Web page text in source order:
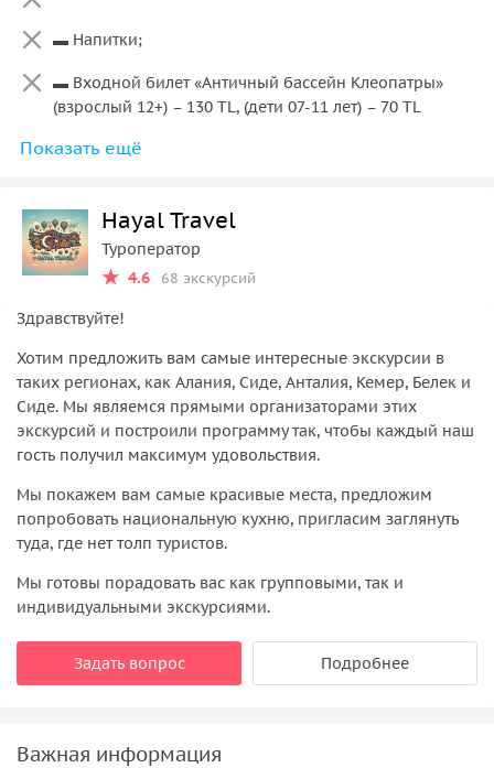
▬ Напитки;
▬ Входной билет «Античный бассейн Клеопатры»
(взрослый 12+) – 130 TL, (дети 07-11 лет) – 70 TL
▬ Параглайдинг в Памуккале, если выбран пакет,, не
▬ Фото и Видео при полете на воздушном шаре /
Параглайдинге – 25 USD
Показать ещё
Hayal Travel
Туроператор
4.6
68 экскурсий
Здравствуйте!
Хотим предложить вам самые интересные экскурсии в
таких регионах, как Алания, Сиде, Анталия, Кемер, Белек и
Сиде. Мы являемся прямыми организаторами этих
экскурсий и построили программу так, чтобы каждый наш
гость получил максимум удовольствия.
Мы покажем вам самые красивые места, предложим
попробовать национальную кухню, пригласим заглянуть
туда, где нет толп туристов.
Мы готовы порадовать вас как групповыми, так и
индивидуальными экскурсиями.
Задать вопрос Подробнее
Важная информация